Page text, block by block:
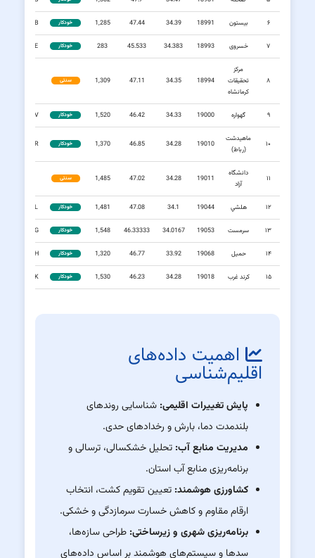
۶ بیستون 18991
34.39
47.44
1,285 خودکار KSXB
۷ خسروی 18993
34.383
45.533
283 خودکار KSXE
۸
مركز
تحقيقات
كرمانشاه
18994
34.35
47.11
1,309 سنتی
۹ گهواره 19000
34.33
46.42
1,520 خودکار KSXV
۱۰
ماهيدشت
(رباط)
19010
34.28
46.85
1,370 خودکار KSXR
۱۱
دانشگاه
آزاد
19011
34.28
47.02
1,485 سنتی
۱۲ هلشي 19044
34.1
47.08
1,481 خودکار KSXL
۱۳ سرمست 19053
34.0167
46.33333
1,548 خودکار KSXG
۱۴ حميل 19068
33.92
46.77
1,320 خودکار KSXH
۱۵ كرند غرب 19018
34.28
46.23
1,530 خودکار KSXK
اهمیت داده‌های
اقلیم‌شناسی
پایش تغییرات اقلیمی: شناسایی روندهای
بلندمدت دما، بارش و رخدادهای حدی.
مدیریت منابع آب: تحلیل خشکسالی، ترسالی و
برنامه‌ریزی منابع آب استان.
کشاورزی هوشمند: تعیین تقویم کشت، انتخاب
ارقام مقاوم و کاهش خسارت سرمازدگی و خشکی.
برنامه‌ریزی شهری و زیرساختی: طراحی سازه‌ها،
سدها و سیستم‌های هوشمند بر اساس داده‌های